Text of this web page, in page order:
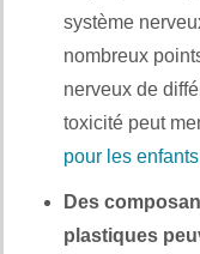
système
nombreux
nerveux de
toxicité peut
pour les enfants
Des
plastiques